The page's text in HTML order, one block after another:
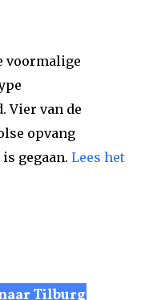
voormalige
Vier van de
opvang
gegaan. Lees het
Tilburg